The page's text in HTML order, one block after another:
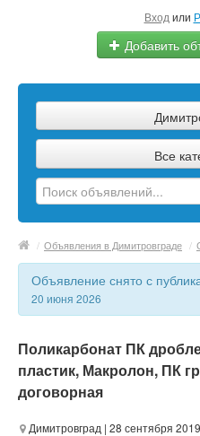
Вход или
Добавить
Все
/ Объявления в Димитровграде /
Объявление снято с
20 июня 2026
Поликарбонат ПК
пластик, Макролон, ПК
договорная
Димитровград | 28 сентября